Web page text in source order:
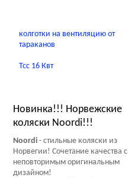
колготки на вентиляцию от
тараканов
Тсс 16 Квт
Новинка!!! Норвежские
коляски Noordi!!!
Noordi - стильные коляски из
Норвегии! Сочетание качества с
неповторимым оригинальным
дизайном!